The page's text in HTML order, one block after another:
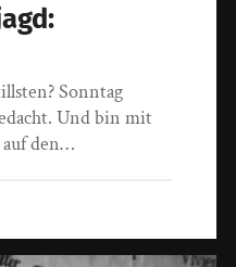
Sonntag
Und bin mit
den…